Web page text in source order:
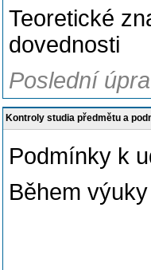
Teoretické
dovednosti
Poslední
Kontroly studia předmětu a
Podmínky k
Během